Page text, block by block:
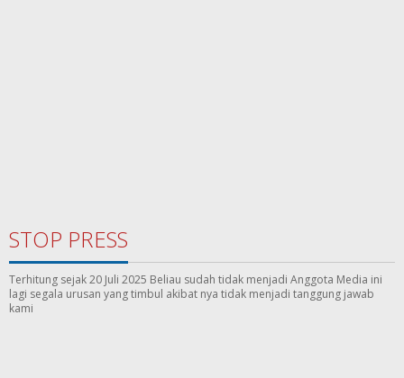
STOP PRESS
Terhitung sejak 20 Juli 2025 Beliau sudah tidak menjadi Anggota Media ini
lagi segala urusan yang timbul akibat nya tidak menjadi tanggung jawab
kami